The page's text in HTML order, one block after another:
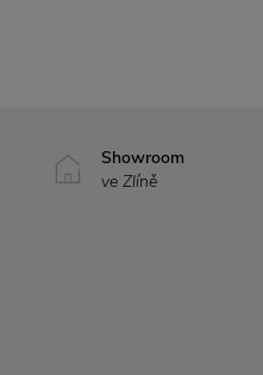
Showroom
ve Zlíně